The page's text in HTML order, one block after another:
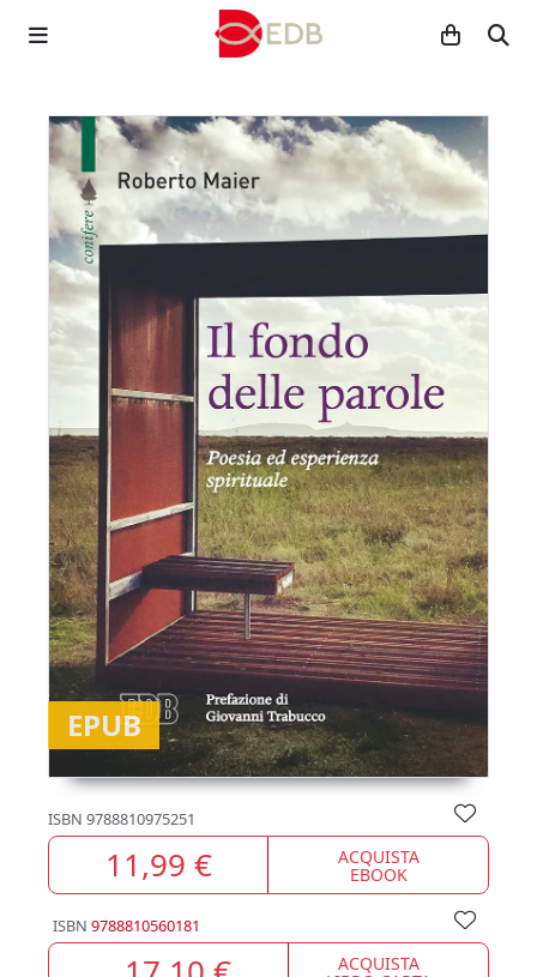
EPUB
ISBN 9788810975251
11,99 € ACQUISTA
EBOOK
ISBN 9788810560181
ACQUISTA